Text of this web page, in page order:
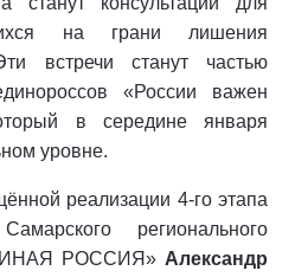
на грани лишения
встречи станут частью
«России важен
в середине января
уровне.
реализации 4-го этапа
регионального
РОССИЯ» Александр